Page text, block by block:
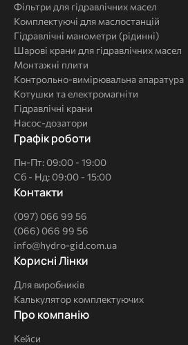
Фільтри для гідравлічних масел
Комплектуючі для маслостанцій
Гідравлічні манометри (рідинні)
Шарові крани для гідравлічних масел
Монтажні плити
Контрольно-вимірювальна апаратура
Котушки та електромагніти
Гідравлічні крани
Насос-дозатори
Графік роботи
Пн-Пт: 09:00 - 19:00
Сб - Нд: 09:00 - 15:00
Контакти
(097) 066 99 56
(066) 066 99 56
info@hydro-gid.com.ua
Корисні
Корисні Лінки
Для виробників
Калькулятор комплектуючих
Про
компанію
Про компанію
Кейси